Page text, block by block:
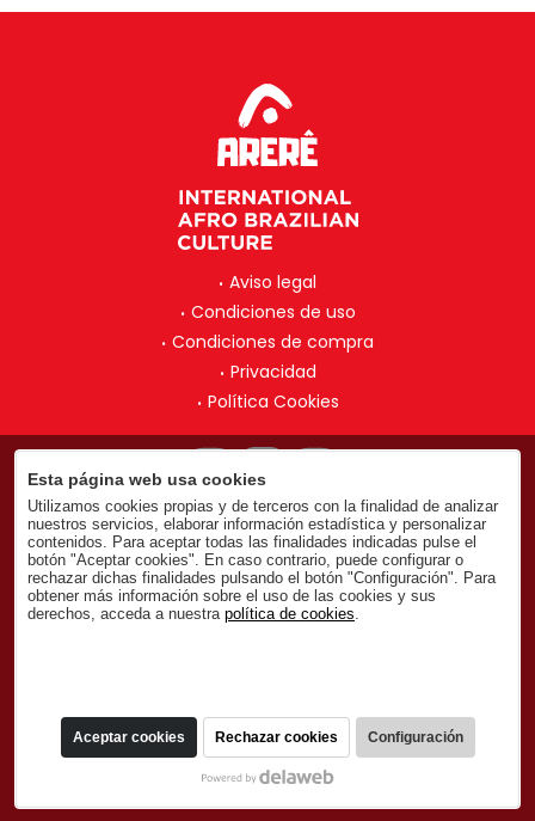
Aviso legal
Condiciones de uso
Condiciones de compra
Privacidad
Política Cookies
Esta página web usa cookies
Utilizamos cookies propias y de terceros con la finalidad de analizar
nuestros servicios, elaborar información estadística y personalizar
contenidos. Para aceptar todas las finalidades indicadas pulse el
botón "Aceptar cookies". En caso contrario, puede configurar o
rechazar dichas finalidades pulsando el botón "Configuración". Para
obtener más información sobre el uso de las cookies y sus
derechos, acceda a nuestra política de cookies.
Aceptar cookies Rechazar cookies Configuración